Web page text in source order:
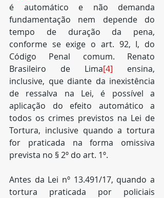
é automático e não demanda
fundamentação nem depende do
tempo de duração da pena,
conforme se exige o art. 92, I, do
Código Penal comum. Renato
Brasileiro de Lima[4] ensina,
inclusive, que diante da inexistência
de ressalva na Lei, é possível a
aplicação do efeito automático a
todos os crimes previstos na Lei de
Tortura, inclusive quando a tortura
for praticada na forma omissiva
prevista no § 2º do art. 1º.
Antes da Lei nº 13.491/17, quando a
tortura praticada por policiais